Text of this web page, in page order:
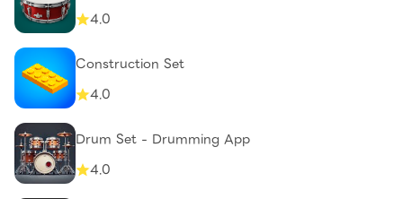
4.0
Construction Set
4.0
Drum Set - Drumming App
4.0